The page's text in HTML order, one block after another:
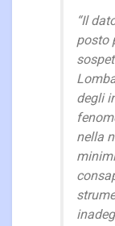
“Il
posto
degli
nella